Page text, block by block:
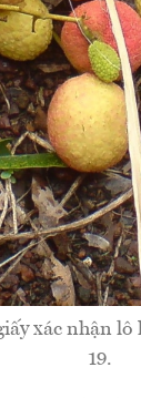
xác nhận
19.